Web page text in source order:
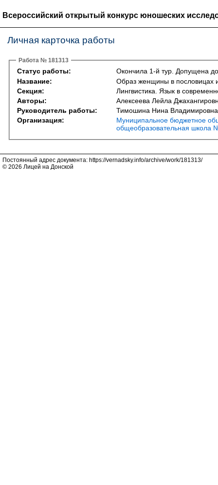
Всероссийский открытый конкурс юношеских
Личная карточка работы
Работа № 181313
Статус работы:
Окончила 1-й тур. Допущена
Название:
Образ женщины в пословицах и
Секция:
Лингвистика. Язык в
Авторы:
Алексеева Лейла
Руководитель работы:
Тимошина Нина Владимировна
Организация:
Муниципальное бюджетное
общеобразовательная школа
Постоянный адрес документа: https://vernadsky.info/archive/work/181313/
© 2026 Лицей на Донской